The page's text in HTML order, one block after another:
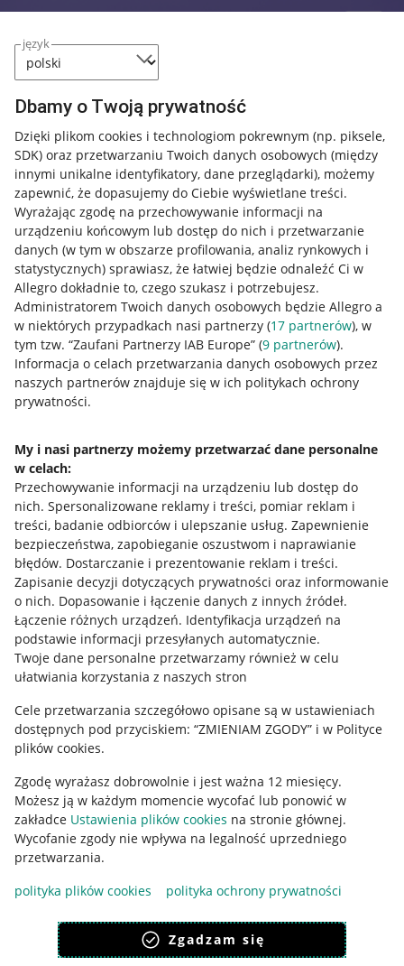
język
Dbamy o Twoją prywatność
Dzięki plikom cookies i technologiom pokrewnym (np. piksele,
SDK) oraz przetwarzaniu Twoich danych osobowych (między
innymi unikalne identyfikatory, dane przeglądarki), możemy
zapewnić, że dopasujemy do Ciebie wyświetlane treści.
Wyrażając zgodę na przechowywanie informacji na
urządzeniu końcowym lub dostęp do nich i przetwarzanie
danych (w tym w obszarze profilowania, analiz rynkowych i
statystycznych) sprawiasz, że łatwiej będzie odnaleźć Ci w
Allegro dokładnie to, czego szukasz i potrzebujesz.
Administratorem Twoich danych osobowych będzie Allegro a
w niektórych przypadkach nasi partnerzy (17 partnerów), w
tym tzw. “Zaufani Partnerzy IAB Europe” (9 partnerów).
Informacja o celach przetwarzania danych osobowych przez
naszych partnerów znajduje się w ich politykach ochrony
prywatności.
My i nasi partnerzy możemy przetwarzać dane personalne
w celach:
Przechowywanie informacji na urządzeniu lub dostęp do
nich. Spersonalizowane reklamy i treści, pomiar reklam i
treści, badanie odbiorców i ulepszanie usług. Zapewnienie
bezpieczeństwa, zapobieganie oszustwom i naprawianie
błędów. Dostarczanie i prezentowanie reklam i treści.
Zapisanie decyzji dotyczących prywatności oraz informowanie
o nich. Dopasowanie i łączenie danych z innych źródeł.
Łączenie różnych urządzeń. Identyfikacja urządzeń na
podstawie informacji przesyłanych automatycznie.
Twoje dane personalne przetwarzamy również w celu
ułatwiania korzystania z naszych stron
Cele przetwarzania szczegółowo opisane są w ustawieniach
dostępnych pod przyciskiem: “ZMIENIAM ZGODY” i w Polityce
plików cookies.
Zgodę wyrażasz dobrowolnie i jest ważna 12 miesięcy.
Możesz ją w każdym momencie wycofać lub ponowić w
zakładce Ustawienia plików cookies na stronie głównej.
Wycofanie zgody nie wpływa na legalność uprzedniego
przetwarzania.
polityka plików cookies
polityka ochrony prywatności
Zgadzam się
Przydatne informacje
Jak to działa
Allegro Gadane dla sprzedających
Allegro Gadane dla kupujących
Mapa miejscowości
Informacje prawne
Regulamin
Polityka plików "cookies"
Ustawienia plików "cookies"
Udostępnianie lokalizacji
Informacje dla Aktu o Usługach Cyfrowych
Pobierz aplikację